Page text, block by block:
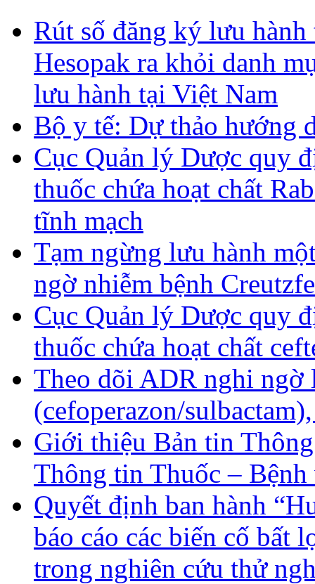
Rút số đăng ký lưu
Hesopak ra khỏi danh
lưu hành tại Việt Nam
Bộ y tế: Dự thảo hướng
Cục Quản lý Dược quy
thuốc chứa hoạt chất
tĩnh mạch
Tạm ngừng lưu hành
ngờ nhiễm bệnh
Cục Quản lý Dược quy
thuốc chứa hoạt chất
Theo dõi ADR nghi ngờ
(cefoperazon/
Giới thiệu Bản tin
Thông tin Thuốc –
Quyết định ban hành
báo cáo các biến cố bất
trong nghiên cứu thử